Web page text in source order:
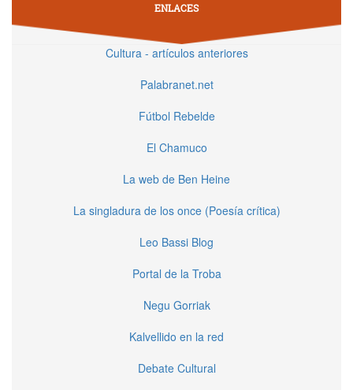
ENLACES
Cultura - artículos anteriores
Palabranet.net
Fútbol Rebelde
El Chamuco
La web de Ben Heine
La singladura de los once (Poesía crítica)
Leo Bassi Blog
Portal de la Troba
Negu Gorriak
Kalvellido en la red
Debate Cultural